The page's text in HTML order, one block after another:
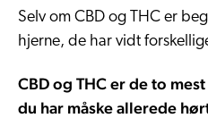
Selv om CBD og THC er
hjerne, de har vidt
CBD og THC er de to
du har måske allerede